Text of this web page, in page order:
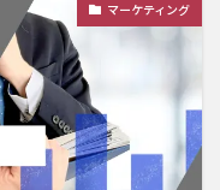
マーケティング